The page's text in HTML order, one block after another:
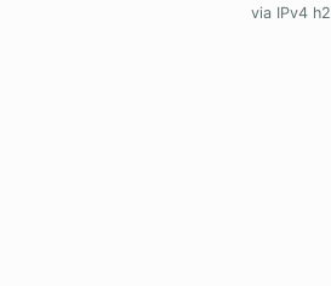
via IPv4 h2